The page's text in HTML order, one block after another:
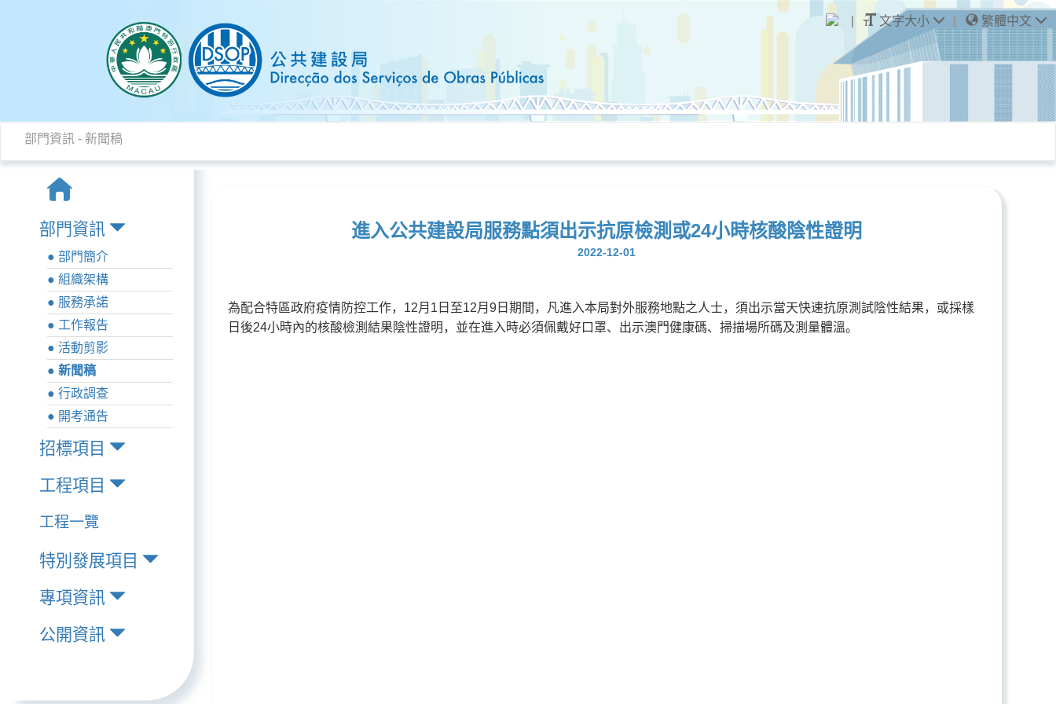
文字大小 繁體中文
部門資訊 - 新聞稿
部門資訊
● 部門簡介
● 組織架構
● 服務承諾
● 工作報告
● 活動剪影
● 新聞稿
● 行政調查
● 開考通告
招標項目
工程項目
工程一覽
特別發展項目
專項資訊
公開資訊
進入公共建設局服務點須出示抗原檢測或24小時核酸陰性證明
2022-12-01
為配合特區政府疫情防控工作，12月1日至12月9日期間，凡進入本局對外服務地點之人士，須出示當天快速抗原測試陰性結果，或採樣
日後24小時內的核酸檢測結果陰性證明，並在進入時必須佩戴好口罩、出示澳門健康碼、掃描場所碼及測量體溫。